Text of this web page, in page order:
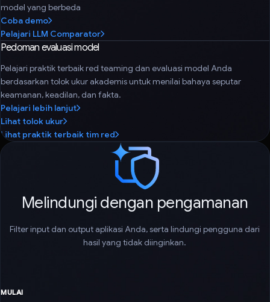
model yang berbeda
Coba demo
Pelajari LLM Comparator
Pedoman evaluasi model
Pelajari praktik terbaik red teaming dan evaluasi model Anda
berdasarkan tolok ukur akademis untuk menilai bahaya seputar
keamanan, keadilan, dan fakta.
Pelajari lebih lanjut
Lihat tolok ukur
Lihat praktik terbaik tim red
Melindungi dengan pengamanan
Filter input dan output aplikasi Anda, serta lindungi pengguna dari
hasil yang tidak diinginkan.
MULAI